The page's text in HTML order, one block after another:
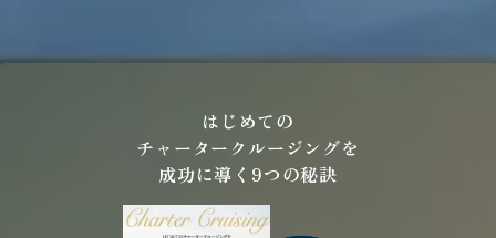
はじめての
チャータークルージングを
成功に導く9つの秘訣